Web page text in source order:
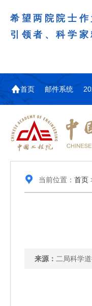
希望两院院士
引领者、科学
首页 邮件系统
当前位置： 首页
来源： 二局科学